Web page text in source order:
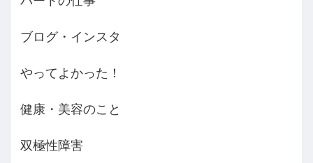
ブログ・インスタ
やってよかった！
健康・美容のこと
双極性障害